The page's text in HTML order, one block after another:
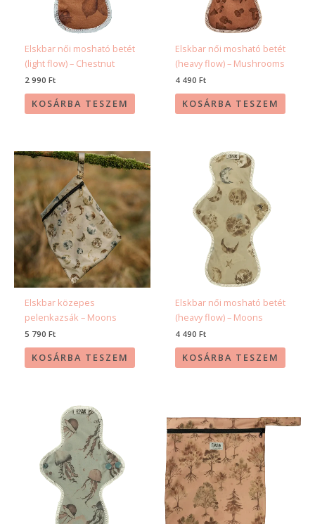
Elskbar női mosható betét
(light flow) – Chestnut
2 990Ft
KOSÁRBA TESZEM
Elskbar női mosható betét
(heavy flow) – Mushrooms
4 490Ft
KOSÁRBA TESZEM
Elskbar közepes
pelenkazsák – Moons
5 790Ft
KOSÁRBA TESZEM
Elskbar női mosható betét
(heavy flow) – Moons
4 490Ft
KOSÁRBA TESZEM